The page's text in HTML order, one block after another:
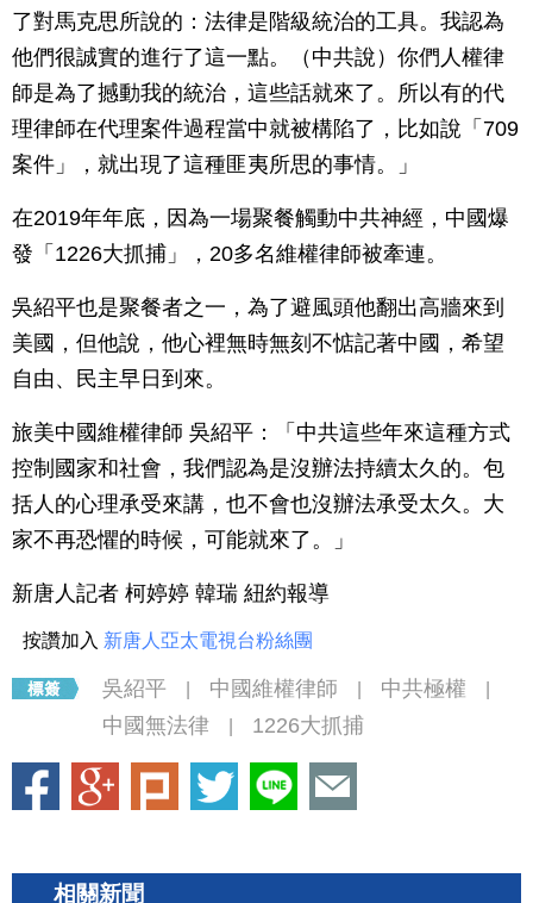
了對馬克思所說的：法律是階級統治的工具。我認為
他們很誠實的進行了這一點。（中共說）你們人權律
師是為了撼動我的統治，這些話就來了。所以有的代
理律師在代理案件過程當中就被構陷了，比如說「709
案件」，就出現了這種匪夷所思的事情。」
在2019年年底，因為一場聚餐觸動中共神經，中國爆
發「1226大抓捕」，20多名維權律師被牽連。
吳紹平也是聚餐者之一，為了避風頭他翻出高牆來到
美國，但他說，他心裡無時無刻不惦記著中國，希望
自由、民主早日到來。
旅美中國維權律師 吳紹平：「中共這些年來這種方式
控制國家和社會，我們認為是沒辦法持續太久的。包
括人的心理承受來講，也不會也沒辦法承受太久。大
家不再恐懼的時候，可能就來了。」
新唐人記者 柯婷婷 韓瑞 紐約報導
按讚加入 新唐人亞太電視台粉絲團
吳紹平 中國維權律師 中共極權
中國無法律 1226大抓捕
相關新聞